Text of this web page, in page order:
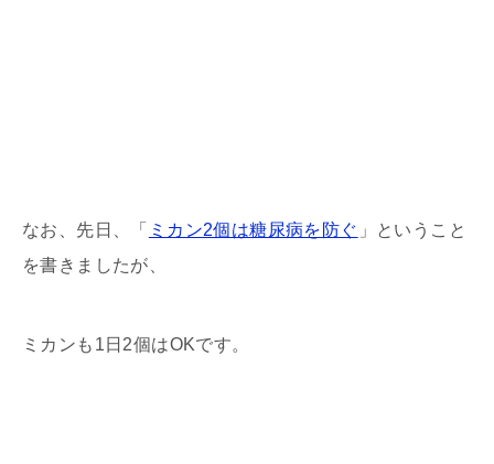
なお、先日、「 ミカン2個は糖尿病を防ぐ 」ということ
を書きましたが、
ミカンも1日2個はOKです。